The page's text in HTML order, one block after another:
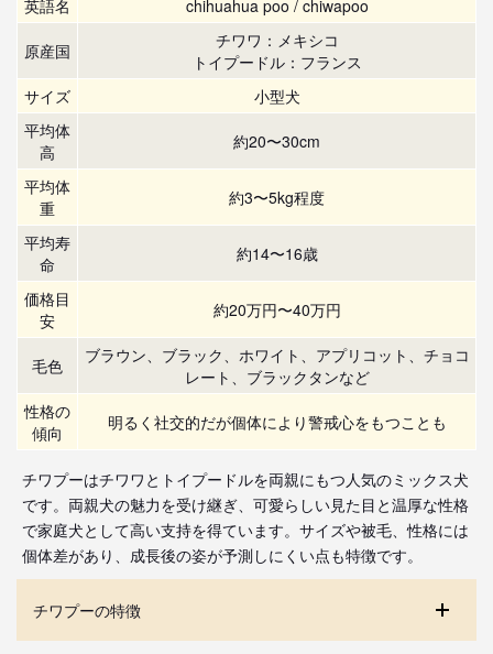
英語名
chihuahua poo / chiwapoo
原産国
チワワ：メキシコ
トイプードル：フランス
サイズ
小型犬
平均体
高
約20〜30cm
平均体
重
約3〜5kg程度
平均寿
命
約14〜16歳
価格目
安
約20万円〜40万円
毛色
ブラウン、ブラック、ホワイト、アプリコット、チョコ
レート、ブラックタンなど
性格の
傾向
明るく社交的だが個体により警戒心をもつことも
チワプーはチワワとトイプードルを両親にもつ人気のミックス犬
です。両親犬の魅力を受け継ぎ、可愛らしい見た目と温厚な性格
で家庭犬として高い支持を得ています。サイズや被毛、性格には
個体差があり、成長後の姿が予測しにくい点も特徴です。
チワプーの特徴